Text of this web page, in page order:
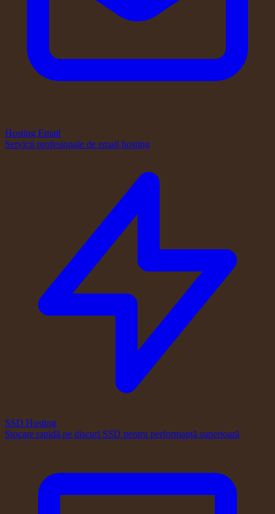
Hosting Email
Servicii profesionale de email hosting
SSD Hosting
Stocare rapidă pe discuri SSD pentru performanță superioară